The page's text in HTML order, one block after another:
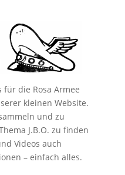
für die Rosa Armee
kleinen Website.
und zu
J.B.O. zu finden
Videos auch
– einfach alles.